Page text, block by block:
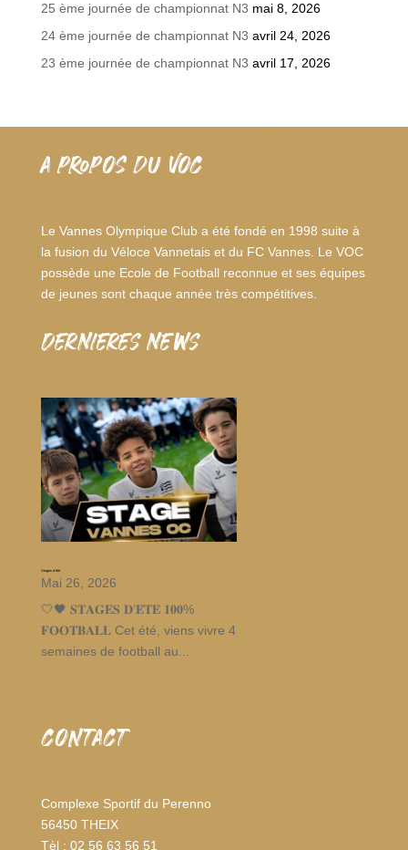
25 ème journée de championnat N3 mai 8, 2026
24 ème journée de championnat N3 avril 24, 2026
23 ème journée de championnat N3 avril 17, 2026
A PROPOS DU VOC
Le Vannes Olympique Club a été fondé en 1998 suite à
la fusion du Véloce Vannetais et du FC Vannes. Le VOC
possède une Ecole de Football reconnue et ses équipes
de jeunes sont chaque année très compétitives.
dernieres news
Stages d’été
Mai 26, 2026
🤍🖤 𝐒𝐓𝐀𝐆𝐄𝐒 𝐃’𝐄́𝐓𝐄́ 𝟏𝟎𝟎%
𝐅𝐎𝐎𝐓𝐁𝐀𝐋𝐋 Cet été, viens vivre 4
semaines de football au...
CONTACT
Complexe Sportif du Perenno
56450 THEIX
Tèl : 02 56 63 56 51